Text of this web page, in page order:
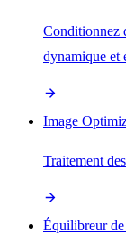
Conditionnez
dynamique et
Image
Traitement
Équilibreur